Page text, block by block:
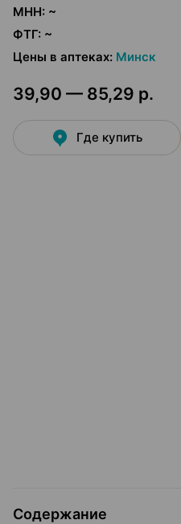
МНН: ~
ФТГ: ~
Цены в аптеках: Минск
39,90 — 85,29 р.
Где купить
Содержание